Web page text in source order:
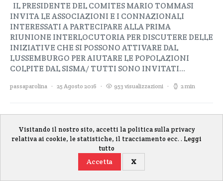
IL PRESIDENTE DEL COMITES MARIO TOMMASI
INVITA LE ASSOCIAZIONI E I CONNAZIONALI
INTERESSATI A PARTECIPARE ALLA PRIMA
RIUNIONE INTERLOCUTORIA PER DISCUTERE DELLE
INIZIATIVE CHE SI POSSONO ATTIVARE DAL
LUSSEMBURGO PER AIUTARE LE POPOLAZIONI
COLPITE DAL SISMA/ TUTTI SONO INVITATI…
passaparolina 25 Agosto 2016 953 visualizzazioni 2 min
Visitando il nostro sito, accetti la politica sulla privacy
relativa ai cookie, le statistiche, il tracciamento ecc. . Leggi
tutto
Accetta X